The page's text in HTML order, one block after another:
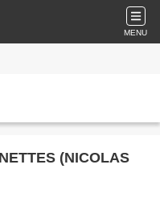
MENU
(NICOLAS